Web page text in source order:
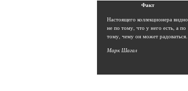
Факт
Настоящего коллекционера видно
не по тому, что у него есть, а по
тому, чему он может радоваться.
Марк Шагал